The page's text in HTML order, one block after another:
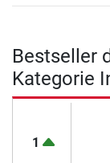
Bestseller
Kategorie
1